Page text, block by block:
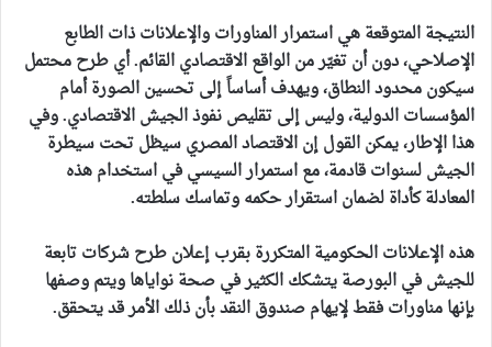
النتيجة المتوقعة هي استمرار المناورات والإعلانات ذات الطابع
الإصلاحي، دون أن تغيّر من الواقع الاقتصادي القائم. أي طرح محتمل
سيكون محدود النطاق، ويهدف أساساً إلى تحسين الصورة أمام
المؤسسات الدولية، وليس إلى تقليص نفوذ الجيش الاقتصادي. وفي
هذا الإطار، يمكن القول إن الاقتصاد المصري سيظل تحت سيطرة
الجيش لسنوات قادمة، مع استمرار السيسي في استخدام هذه
المعادلة كأداة لضمان استقرار حكمه وتماسك سلطته.
هذه الإعلانات الحكومية المتكررة بقرب إعلان طرح شركات تابعة
للجيش في البورصة يتشكك الكثير في صحة نواياها ويتم وصفها
بإنها مناورات فقط لإيهام صندوق النقد بأن ذلك الأمر قد يتحقق.